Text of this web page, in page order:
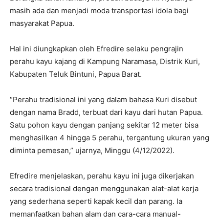
masih ada dan menjadi moda transportasi idola bagi
masyarakat Papua.
Hal ini diungkapkan oleh Efredire selaku pengrajin
perahu kayu kajang di Kampung Naramasa, Distrik Kuri,
Kabupaten Teluk Bintuni, Papua Barat.
“Perahu tradisional ini yang dalam bahasa Kuri disebut
dengan nama Bradd, terbuat dari kayu dari hutan Papua.
Satu pohon kayu dengan panjang sekitar 12 meter bisa
menghasilkan 4 hingga 5 perahu, tergantung ukuran yang
diminta pemesan,” ujarnya, Minggu (4/12/2022).
Efredire menjelaskan, perahu kayu ini juga dikerjakan
secara tradisional dengan menggunakan alat-alat kerja
yang sederhana seperti kapak kecil dan parang. Ia
memanfaatkan bahan alam dan cara-cara manual-